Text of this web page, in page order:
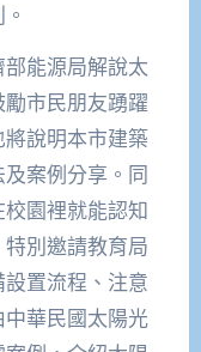
能源局解說太
市民朋友踴躍
說明本市建築
案例分享。同
園裡就能認知
別邀請教育局
置流程、注意
華民國太陽光